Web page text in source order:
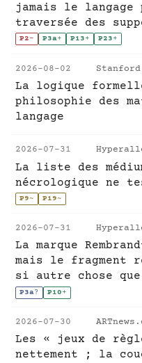
jamais le
traversée des
P2- P3a+ P13+ P23+
2026-08-02
La logique
philosophie des
langage
2026-07-31
La liste des
nécrologique ne
P9~ P19~
2026-07-31
La marque
mais le fragment
si autre chose
P3a? P10+
2026-07-30
Les « jeux de
nettement ; la